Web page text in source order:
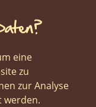
eine
zu
zur Analyse
werden.